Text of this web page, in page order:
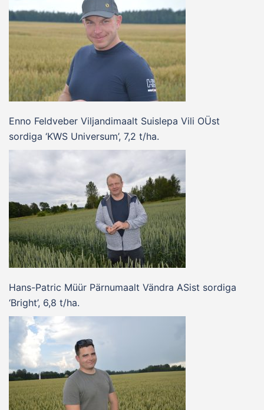
Enno Feldveber Viljandimaalt Suislepa Vili OÜst
sordiga ‘KWS Universum’, 7,2 t/ha.
Hans-Patric Müür Pärnumaalt Vändra ASist sordiga
‘Bright’, 6,8 t/ha.